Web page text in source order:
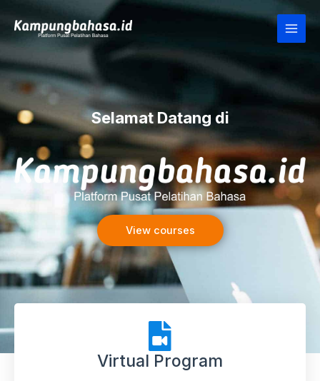
konten
Main
Selamat Datang di
View courses
Virtual Program